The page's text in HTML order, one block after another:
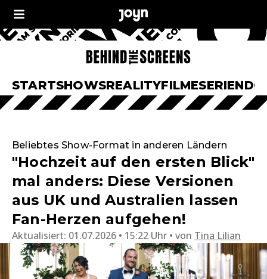
STARTSHOWSREALITYFILMESERIEN
Beliebtes Show-Format in anderen Ländern
"Hochzeit auf den ersten Blick"
mal anders: Diese Versionen
aus UK und Australien lassen
Fan-Herzen aufgehen!
Aktualisiert: 01.07.2026 • 15:22 Uhr von Tina Lilian